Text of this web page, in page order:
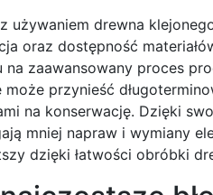
używaniem drewna
oraz dostępność
na zaawansowany proces
przynieść
na konserwację. Dzięki
mniej napraw i wymiany
dzięki łatwości obróbki